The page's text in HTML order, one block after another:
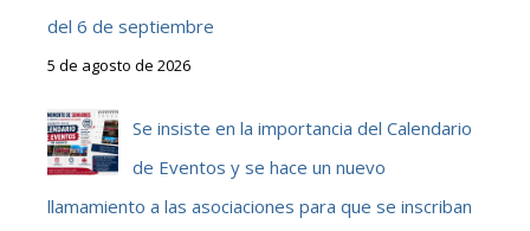
del 6 de septiembre
5 de agosto de 2026
Se insiste en la importancia del Calendario
de Eventos y se hace un nuevo
llamamiento a las asociaciones para que se inscriban